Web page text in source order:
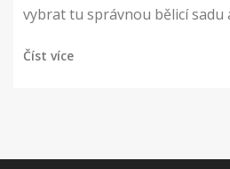
vybrat tu správnou bělicí sadu
Číst více